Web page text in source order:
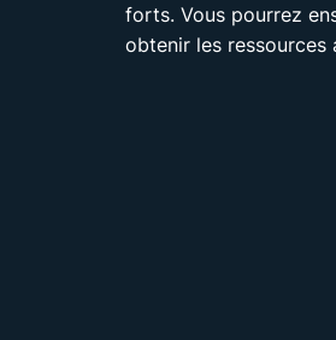
forts. Vous pourrez
obtenir les ressources